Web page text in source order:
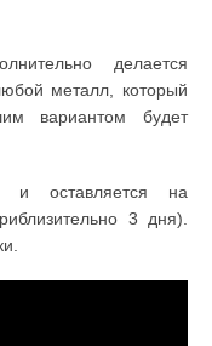
делается
металл, который
вариантом будет
и оставляется на
3 дня).